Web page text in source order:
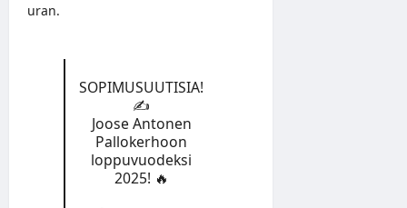
uran.
SOPIMUSUUTISIA!
✍️
Joose Antonen
Pallokerhoon
loppuvuodeksi
2025! 🔥